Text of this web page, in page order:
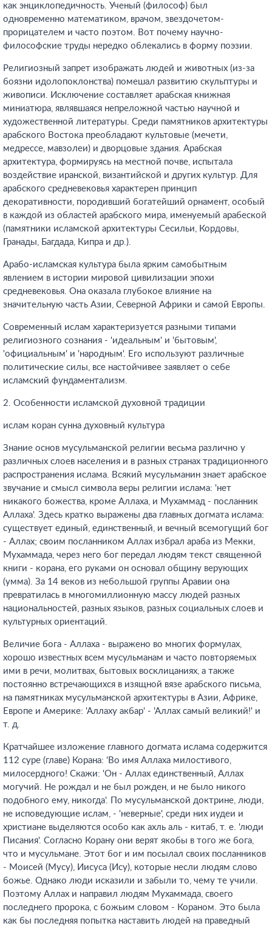
как энциклопедичность. Ученый (философ) был
одновременно математиком, врачом, звездочетом-
прорицателем и часто поэтом. Вот почему научно-
философские труды нередко облекались в форму поэзии.
Религиозный запрет изображать людей и животных (из-за
боязни идолопоклонства) помешал развитию скульптуры и
живописи. Исключение составляет арабская книжная
миниатюра, являвшаяся непреложной частью научной и
художественной литературы. Среди памятников архитектуры
арабского Востока преобладают культовые (мечети,
медрессе, мавзолеи) и дворцовые здания. Арабская
архитектура, формируясь на местной почве, испытала
воздействие иранской, византийской и других культур. Для
арабского средневековья характерен принцип
декоративности, породивший богатейший орнамент, особый
в каждой из областей арабского мира, именуемый арабеской
(памятники исламской архитектуры Сесильи, Кордовы,
Гранады, Багдада, Кипра и др.).
Арабо-исламская культура была ярким самобытным
явлением в истории мировой цивилизации эпохи
средневековья. Она оказала глубокое влияние на
значительную часть Азии, Северной Африки и самой Европы.
Современный ислам характеризуется разными типами
религиозного сознания - 'идеальным' и 'бытовым',
'официальным' и 'народным'. Его используют различные
политические силы, все настойчивее заявляет о себе
исламский фундаментализм.
2. Особенности исламской духовной традиции
ислам коран сунна духовный культура
Знание основ мусульманской религии весьма различно у
различных слоев населения и в разных странах традиционного
распространения ислама. Всякий мусульманин знает арабское
звучание и смысл символа веры религии ислама: 'нет
никакого божества, кроме Аллаха, и Мухаммад - посланник
Аллаха'. Здесь кратко выражены два главных догмата ислама:
существует единый, единственный, и вечный всемогущий бог
- Аллах; своим посланником Аллах избрал араба из Мекки,
Мухаммада, через него бог передал людям текст священной
книги - корана, его руками он основал общину верующих
(умма). За 14 веков из небольшой группы Аравии она
превратилась в многомиллионную массу людей разных
национальностей, разных языков, разных социальных слоев и
культурных ориентаций.
Величие бога - Аллаха - выражено во многих формулах,
хорошо известных всем мусульманам и часто повторяемых
ими в речи, молитвах, бытовых восклицаниях, а также
постоянно встречающихся в изящной вязе арабского письма,
на памятниках мусульманской архитектуры в Азии, Африке,
Европе и Америке: 'Аллаху акбар' - 'Аллах самый великий!' и
т. д.
Кратчайшее изложение главного догмата ислама содержится
112 суре (главе) Корана: 'Во имя Аллаха милостивого,
милосердного! Скажи: 'Он - Аллах единственный, Аллах
могучий. Не рождал и не был рожден, и не было никого
подобного ему, никогда'. По мусульманской доктрине, люди,
не исповедующие ислам, - 'неверные', среди них иудеи и
христиане выделяются особо как ахль аль - китаб, т. е. 'люди
Писания'. Согласно Корану они верят якобы в того же бога,
что и мусульмане. Этот бог и им посылал своих посланников
- Моисей (Мусу), Иисуса (Ису), которые несли людям слово
божье. Однако люди исказили и забыли то, чему те учили.
Поэтому Аллах и направил людям Мухаммада, своего
последнего пророка, с божьим словом - Кораном. Это была
как бы последняя попытка наставить людей на праведный